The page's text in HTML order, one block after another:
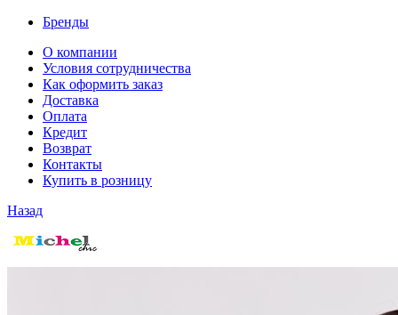
Бренды
О компании
Условия сотрудничества
Как оформить заказ
Доставка
Оплата
Кредит
Возврат
Контакты
Купить в розницу
Назад